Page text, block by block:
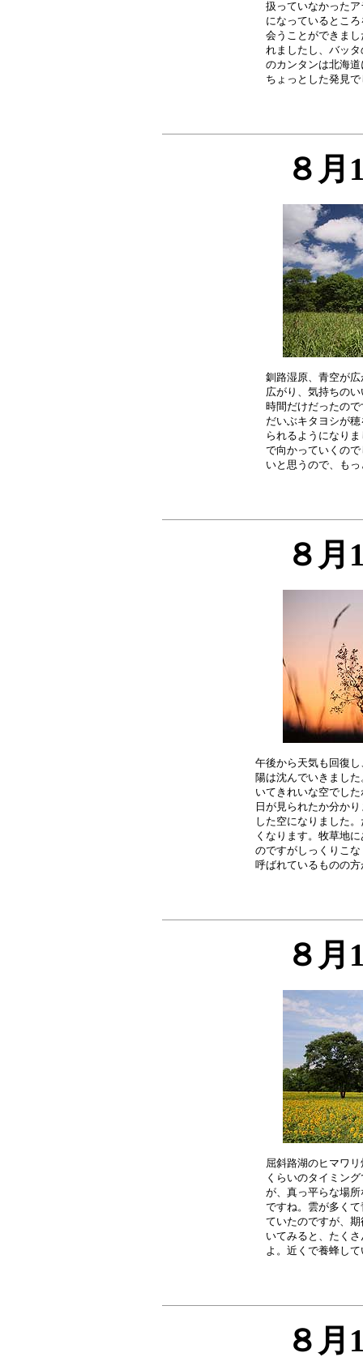
扱っていなかった
になっているとこ
会うことができま
れましたし、バッ
のカンタンは北海
８月
釧路湿原、青空が
広がり、気持ちの
時間だけだったの
だいぶキタヨシが
られるようになり
で向かっていくの
８月
午後から天気も回復
陽は沈んでいきまし
いてきれいな空でし
日が見られたか分か
した空になりました
くなります。牧草地
のですがしっくりこ
８月
屈斜路湖のヒマワ
くらいのタイミン
が、真っ平らな場
ですね。雲が多く
ていたのですが、
いてみると、たく
８月